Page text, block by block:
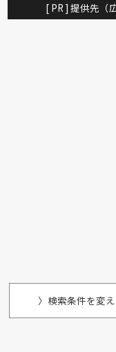
[ PR ] 提供先（
〉検索条件を変